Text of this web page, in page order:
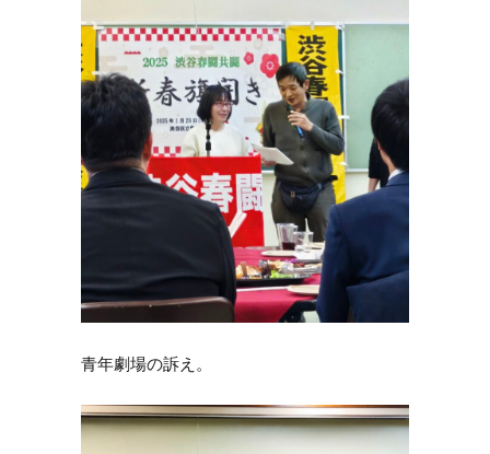
青年劇場の訴え。